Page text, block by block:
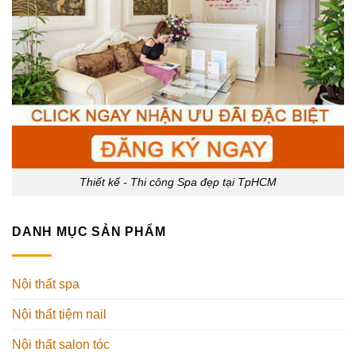
Thiết kế - Thi công Spa đẹp tại TpHCM
DANH MỤC SẢN PHẨM
Nội thất spa
Nội thất tiệm nail
Nội thất salon tóc